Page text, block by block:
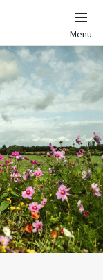
Menu